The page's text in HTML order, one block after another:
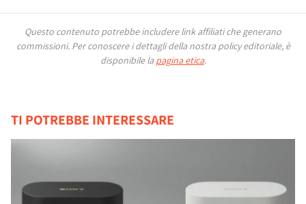
Questo contenuto potrebbe includere link affiliati che generano
commissioni. Per conoscere i dettagli della nostra policy editoriale, è
disponibile la pagina etica.
TI POTREBBE INTERESSARE